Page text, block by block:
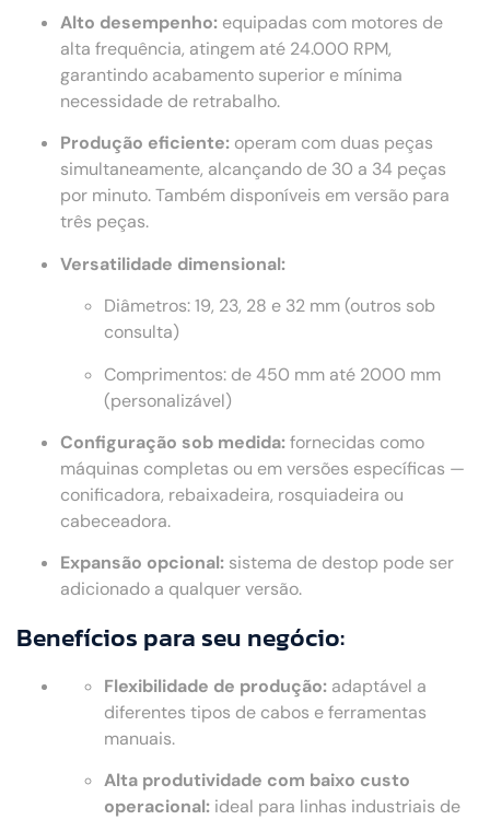
Alto desempenho: equipadas com motores de
alta frequência, atingem até 24.000 RPM,
garantindo acabamento superior e mínima
necessidade de retrabalho.
Produção eficiente: operam com duas peças
simultaneamente, alcançando de 30 a 34 peças
por minuto. Também disponíveis em versão para
três peças.
Versatilidade dimensional:
Diâmetros: 19, 23, 28 e 32 mm (outros sob
consulta)
Comprimentos: de 450 mm até 2000 mm
(personalizável)
Configuração sob medida:fornecidas como
máquinas completas ou em versões específicas —
conificadora, rebaixadeira, rosquiadeira ou
cabeceadora.
Expansão opcional: sistema de destop pode ser
adicionado a qualquer versão.
Benefícios para seu negócio:
Flexibilidade de produção: adaptável a
diferentes tipos de cabos e ferramentas
manuais.
Alta produtividade com baixo custo
operacional: ideal para linhas industriais de